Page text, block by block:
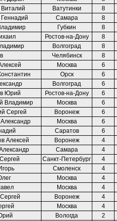
Ватутинки
8
Самара
8
Губкин
8
Ростов-на-Дону
8
Волгоград
8
Челябинск
8
Москва
6
Орск
6
Волгоград
6
Юрий
Ростов-на-Дону
6
Владимир
Москва
6
Сергей
Воронеж
6
Москва
6
Саратов
6
Алексей
Воронеж
4
Самара
4
Санкт-Петербург
4
Смоленск
4
Москва
4
Москва
4
Воронеж
4
Москва
4
Вологда
2